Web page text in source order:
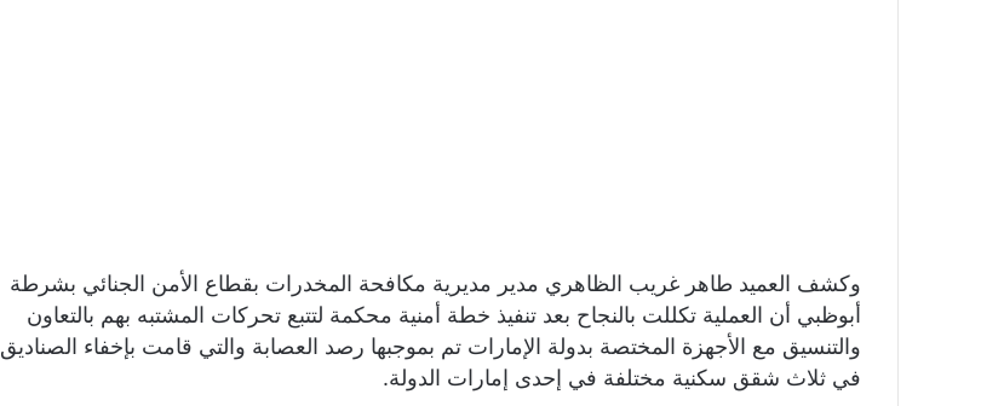
وكشف العميد طاهر غريب الظاهري مدير مديرية مكافحة المخدرات بقطاع الأمن الجنائي بشرطة
أبوظبي أن العملية تكللت بالنجاح بعد تنفيذ خطة أمنية محكمة لتتبع تحركات المشتبه بهم بالتعاون
والتنسيق مع الأجهزة المختصة بدولة الإمارات تم بموجبها رصد العصابة والتي قامت بإخفاء الصناديق
في ثلاث شقق سكنية مختلفة في إحدى إمارات الدولة.